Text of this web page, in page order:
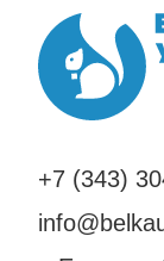
+7 (343)